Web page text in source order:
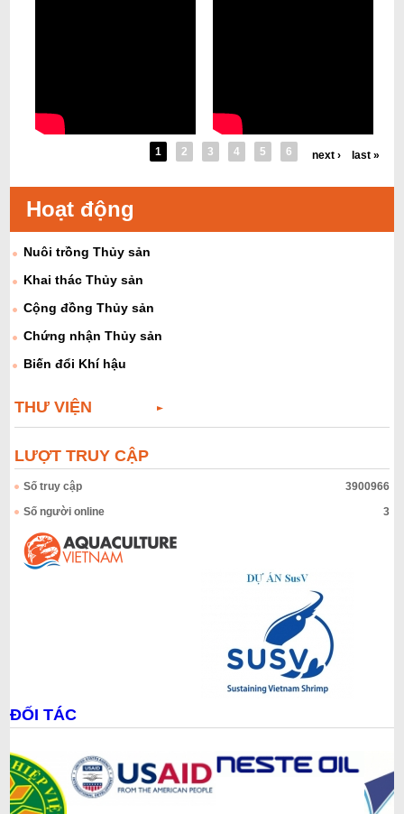
1 2 3 4 5 6 next › last »
Hoạt động
Nuôi trồng Thủy sản
Khai thác Thủy sản
Cộng đồng Thủy sản
Chứng nhận Thủy sản
Biến đổi Khí hậu
THƯ VIỆN
LƯỢT TRUY CẬP
Số truy cập
3900966
Số người online
3
ĐỐI TÁC